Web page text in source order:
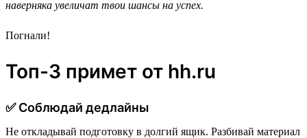
наверняка увеличат твои шансы на успех.
Погнали!
Топ-3 примет от hh.ru
✅ Cоблюдай дедлайны
Не откладывай подготовку в долгий ящик. Разбивай материал